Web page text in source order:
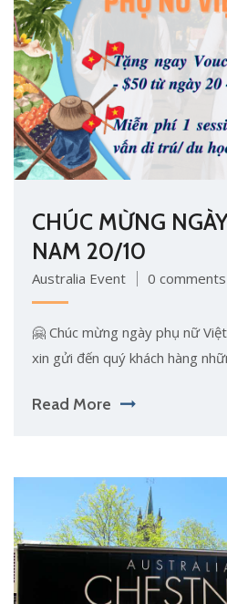
CHÚC MỪNG
NAM 20/10
Australia Event 0 comments
🤗 Chúc mừng ngày phụ nữ
xin gửi đến quý khách hàng
Read More